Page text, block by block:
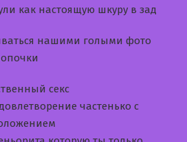
как настоящую шкуру в зад
нашими голыми фото
секс
частенько с